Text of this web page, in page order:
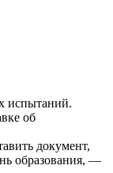
испытаний.
об
документ,
образования, —